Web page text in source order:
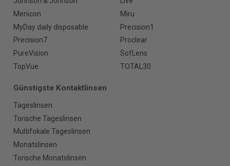
Menicon
Miru
MyDay daily disposable
Precision1
Precision7
Proclear
PureVision
SofLens
TopVue
TOTAL30
Günstigste Kontaktlinsen
Tageslinsen
Torische Tageslinsen
Multifokale Tageslinsen
Monatslinsen
Torische Monatslinsen